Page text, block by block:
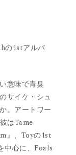
の1stアルバ
意味で青臭
サイケ・シュ
。アートワー
はTame
』、Toyの1st
中心に、Foals